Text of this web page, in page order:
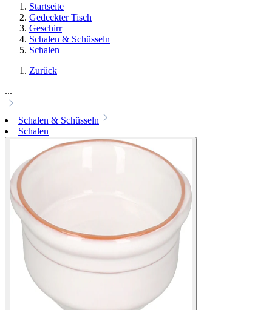
Startseite
Gedeckter Tisch
Geschirr
Schalen & Schüsseln
Schalen
Zurück
...
Schalen & Schüsseln
Schalen